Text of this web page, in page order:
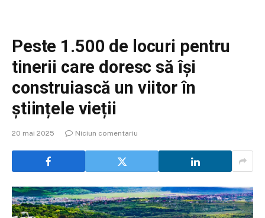
Peste 1.500 de locuri pentru
tinerii care doresc să își
construiască un viitor în
științele vieții
20 mai 2025 Niciun comentariu